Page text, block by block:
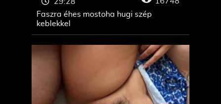
Faszra éhes mostoha hugi szép
keblekkel